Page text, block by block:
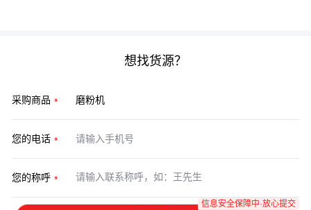
想找货源？
采购商品
您的电话
您的称呼
信息安全保障中·放心提交